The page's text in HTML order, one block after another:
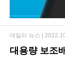
대용량 보조
데일리 뉴스 |